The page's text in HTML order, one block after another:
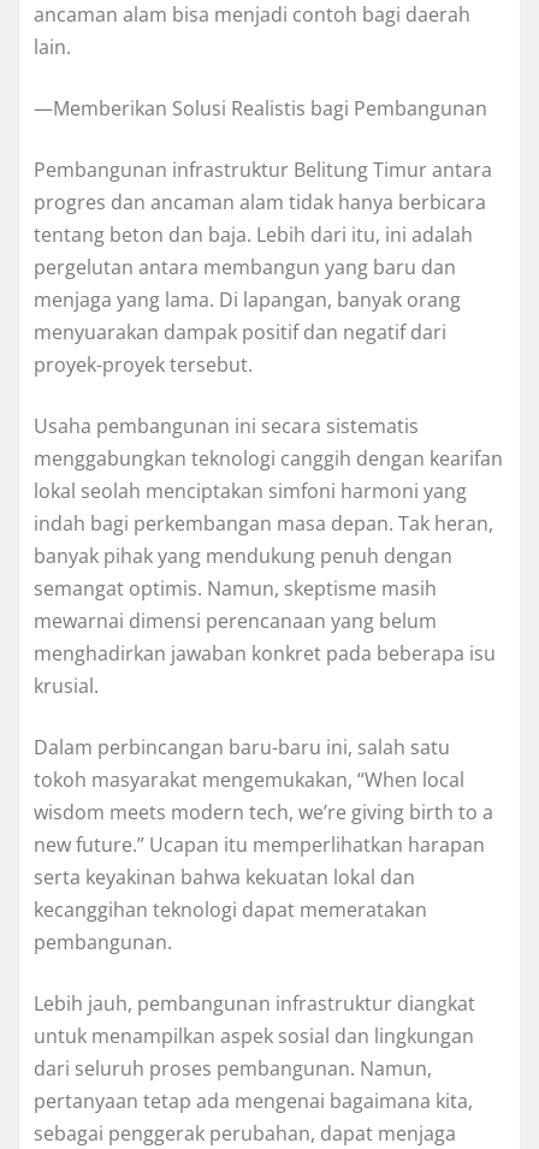
ancaman alam bisa menjadi contoh bagi daerah
lain.
—Memberikan Solusi Realistis bagi Pembangunan
Pembangunan infrastruktur Belitung Timur antara
progres dan ancaman alam tidak hanya berbicara
tentang beton dan baja. Lebih dari itu, ini adalah
pergelutan antara membangun yang baru dan
menjaga yang lama. Di lapangan, banyak orang
menyuarakan dampak positif dan negatif dari
proyek-proyek tersebut.
Usaha pembangunan ini secara sistematis
menggabungkan teknologi canggih dengan kearifan
lokal seolah menciptakan simfoni harmoni yang
indah bagi perkembangan masa depan. Tak heran,
banyak pihak yang mendukung penuh dengan
semangat optimis. Namun, skeptisme masih
mewarnai dimensi perencanaan yang belum
menghadirkan jawaban konkret pada beberapa isu
krusial.
Dalam perbincangan baru-baru ini, salah satu
tokoh masyarakat mengemukakan, “When local
wisdom meets modern tech, we’re giving birth to a
new future.” Ucapan itu memperlihatkan harapan
serta keyakinan bahwa kekuatan lokal dan
kecanggihan teknologi dapat memeratakan
pembangunan.
Lebih jauh, pembangunan infrastruktur diangkat
untuk menampilkan aspek sosial dan lingkungan
dari seluruh proses pembangunan. Namun,
pertanyaan tetap ada mengenai bagaimana kita,
sebagai penggerak perubahan, dapat menjaga